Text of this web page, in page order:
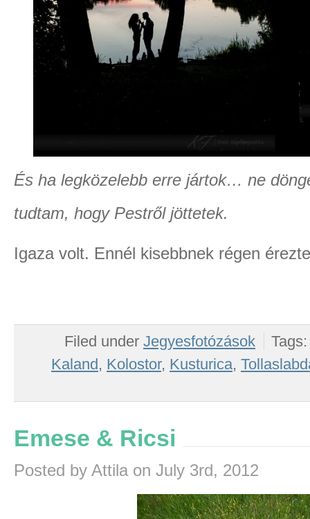
És ha legközelebb erre jártok… ne
tudtam, hogy Pestről jöttetek.
Igaza volt. Ennél kisebbnek régen
Filed under Jegyesfotózások
Kaland, Kolostor, Kusturica,
Emese & Ricsi
Posted by Attila on July 3rd, 2012